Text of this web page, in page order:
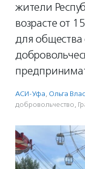
жители
возрасте от
для
АСИ-Уфа, Ольга
доброволь­чест­во,